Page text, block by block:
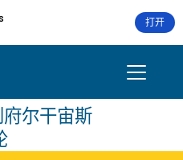
打开
尔干宙斯